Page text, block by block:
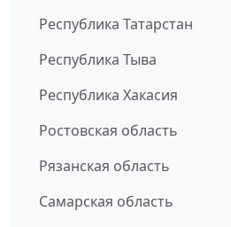
Республика Татарстан
Республика Тыва
Республика Хакасия
Ростовская область
Рязанская область
Самарская область